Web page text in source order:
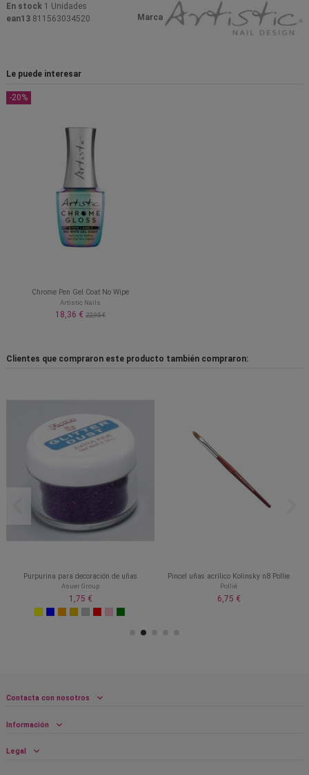
Marca
En stock 1 Unidades
ean13 811563034520
Le puede interesar
-20%
Chrome Pen Gel Coat No Wipe
Artistic Nails
18,36 € 22,95 €
Clientes que compraron este producto también compraron:
Purpurina para decoración de uñas
Asuer Group
1,75 €
Pincel uñas acrílico Kolinsky n8 Pollie
Pollié
6,75 €
Contacta con nosotros
Información
Legal